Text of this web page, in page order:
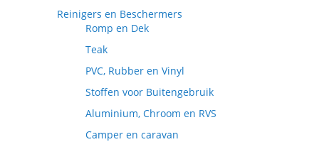
Reinigers en Beschermers
Romp en Dek
Teak
PVC, Rubber en Vinyl
Stoffen voor Buitengebruik
Aluminium, Chroom en RVS
Camper en caravan